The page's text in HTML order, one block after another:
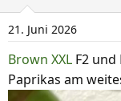
i
o
n
e
n
21. Juni 2026
Brown XXL F2
Paprikas am